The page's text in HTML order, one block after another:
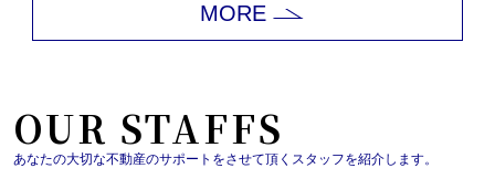
MORE
OUR STAFFS
あなたの大切な不動産のサポートをさせて頂くスタッフを紹介します。